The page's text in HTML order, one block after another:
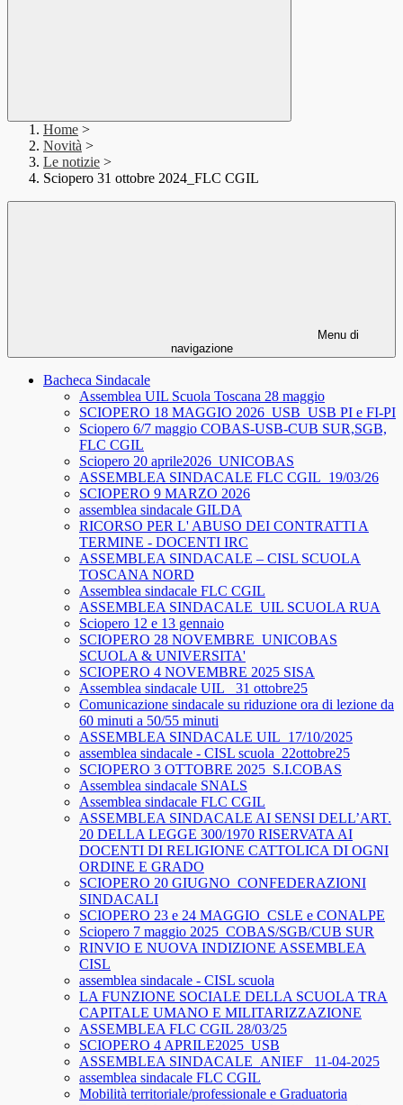
Home >
Novità >
Le notizie >
Sciopero 31 ottobre 2024_FLC CGIL
Menu di
navigazione
Bacheca Sindacale
Assemblea UIL Scuola Toscana 28 maggio
SCIOPERO 18 MAGGIO 2026_USB_USB PI e FI-PI
Sciopero 6/7 maggio COBAS-USB-CUB SUR,SGB,
FLC CGIL
Sciopero 20 aprile2026_UNICOBAS
ASSEMBLEA SINDACALE FLC CGIL_19/03/26
SCIOPERO 9 MARZO 2026
assemblea sindacale GILDA
RICORSO PER L' ABUSO DEI CONTRATTI A
TERMINE - DOCENTI IRC
ASSEMBLEA SINDACALE – CISL SCUOLA
TOSCANA NORD
Assemblea sindacale FLC CGIL
ASSEMBLEA SINDACALE_UIL SCUOLA RUA
Sciopero 12 e 13 gennaio
SCIOPERO 28 NOVEMBRE_UNICOBAS
SCUOLA & UNIVERSITA'
SCIOPERO 4 NOVEMBRE 2025 SISA
Assemblea sindacale UIL_ 31 ottobre25
Comunicazione sindacale su riduzione ora di lezione da
60 minuti a 50/55 minuti
ASSEMBLEA SINDACALE UIL_17/10/2025
assemblea sindacale - CISL scuola_22ottobre25
SCIOPERO 3 OTTOBRE 2025_S.I.COBAS
Assemblea sindacale SNALS
Assemblea sindacale FLC CGIL
ASSEMBLEA SINDACALE AI SENSI DELL’ART.
20 DELLA LEGGE 300/1970 RISERVATA AI
DOCENTI DI RELIGIONE CATTOLICA DI OGNI
ORDINE E GRADO
SCIOPERO 20 GIUGNO_CONFEDERAZIONI
SINDACALI
SCIOPERO 23 e 24 MAGGIO_CSLE e CONALPE
Sciopero 7 maggio 2025_COBAS/SGB/CUB SUR
RINVIO E NUOVA INDIZIONE ASSEMBLEA
CISL
assemblea sindacale - CISL scuola
LA FUNZIONE SOCIALE DELLA SCUOLA TRA
CAPITALE UMANO E MILITARIZZAZIONE
ASSEMBLEA FLC CGIL 28/03/25
SCIOPERO 4 APRILE2025_USB
ASSEMBLEA SINDACALE_ANIEF_ 11-04-2025
assemblea sindacale FLC CGIL
Mobilità territoriale/professionale e Graduatoria